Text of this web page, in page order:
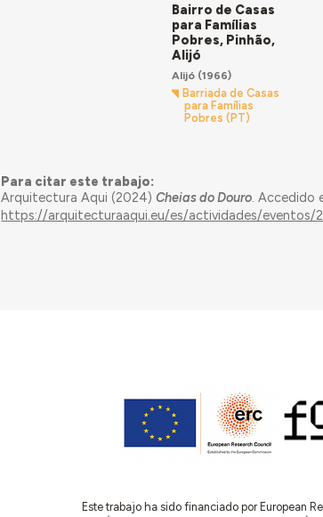
Bairro de Casas
para Famílias
Pobres, Pinhão,
Alijó
Alijó(1966)
Barriada de Casas
para Famílias
Pobres (PT)
Para citar este trabajo:
Arquitectura Aqui (2024)Cheias do Douro. Accedido
https://arquitecturaaqui.eu/es/actividades/eventos/
Este trabajo ha sido financiado por European